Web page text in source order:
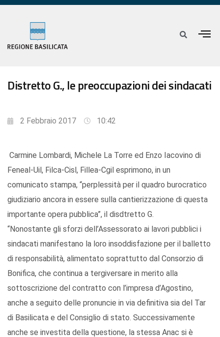
Distretto G., le preoccupazioni dei sindacati
2 Febbraio 2017 10:42
Carmine Lombardi, Michele La Torre ed Enzo Iacovino di
Feneal-Uil, Filca-Cisl, Fillea-Cgil esprimono, in un
comunicato stampa, “perplessità per il quadro burocratico
giudiziario ancora in essere sulla cantierizzazione di questa
importante opera pubblica”, il disdtretto G.
“Nonostante gli sforzi dell’Assessorato ai lavori pubblici i
sindacati manifestano la loro insoddisfazione per il balletto
di responsabilità, alimentato soprattutto dal Consorzio di
Bonifica, che continua a tergiversare in merito alla
sottoscrizione del contratto con l’impresa d’Agostino,
anche a seguito delle pronuncie in via definitiva sia del Tar
di Basilicata e del Consiglio di stato. Successivamente
anche se investita della questione, la stessa Anac si è